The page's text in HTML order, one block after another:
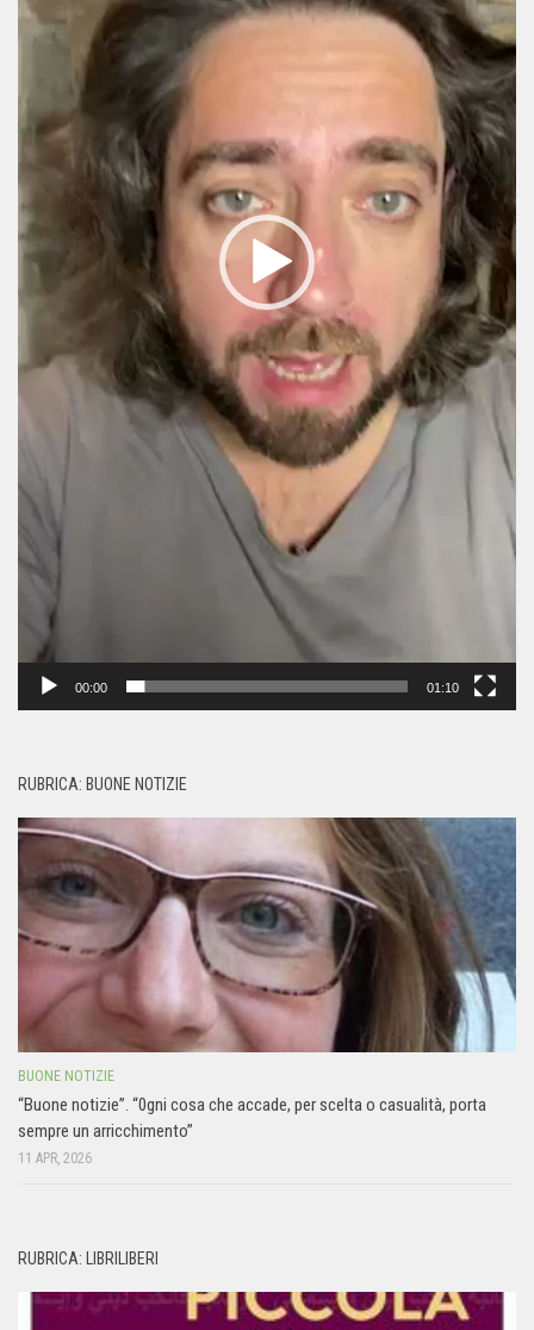
00:00 01:10
RUBRICA: BUONE NOTIZIE
BUONE NOTIZIE
“Buone notizie”. “0gni cosa che accade, per scelta o casualità, porta
sempre un arricchimento”
11 APR, 2026
RUBRICA: LIBRILIBERI